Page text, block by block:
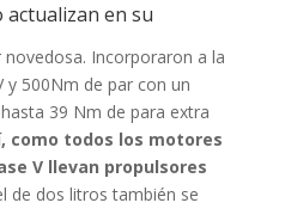
actualizan en su
Incorporaron a la
y 500Nm de par con un
39 Nm de para extra
como todos los motores
V llevan propulsores
de dos litros también se